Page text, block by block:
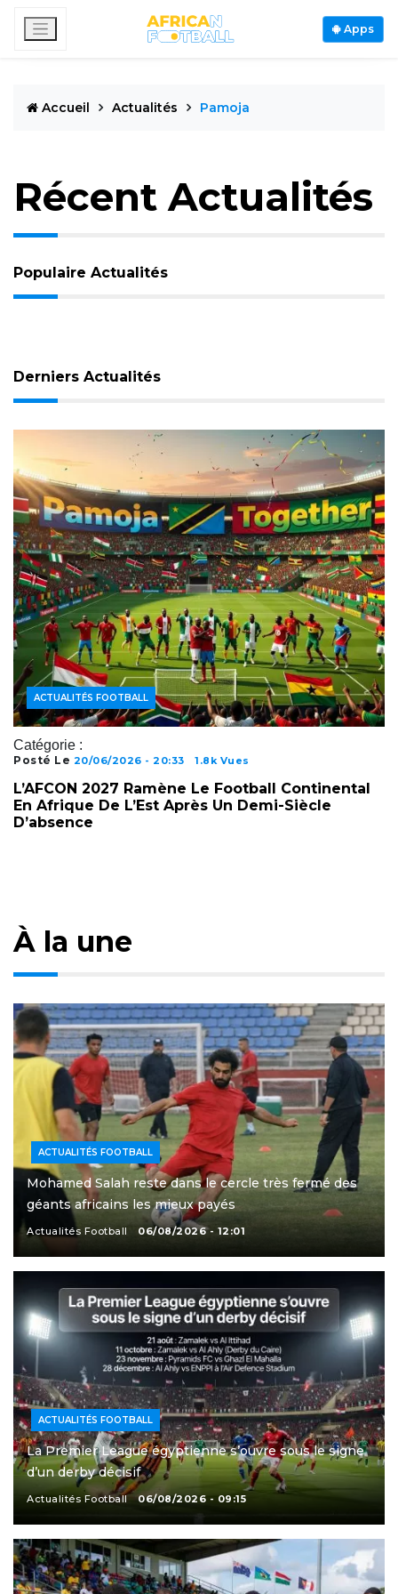
Apps
Accueil Actualités Pamoja
Récent Actualités
Populaire Actualités
Derniers Actualités
Catégorie :
ACTUALITÉS FOOTBALL
Posté Le 20/06/2026 - 20:33 1.8k Vues
L’AFCON 2027 Ramène Le Football Continental
En Afrique De L’Est Après Un Demi-Siècle
D’absence
À la une
ACTUALITÉS FOOTBALL
Mohamed Salah reste dans le cercle très fermé des
géants africains les mieux payés
Actualités Football 06/08/2026 - 12:01
ACTUALITÉS FOOTBALL
La Premier League égyptienne s’ouvre sous le signe
d’un derby décisif
Actualités Football 06/08/2026 - 09:15